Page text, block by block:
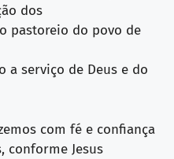
dos
pastoreio do povo de
a serviço de Deus e do
com fé e confiança
conforme Jesus